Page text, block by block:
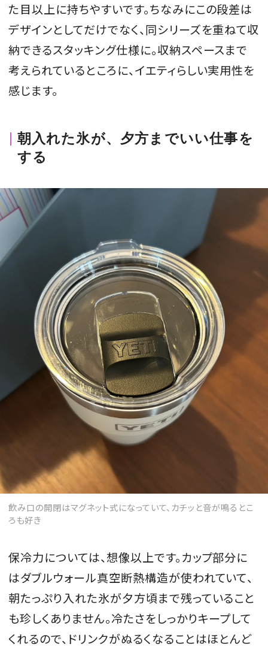
た目以上に持ちやすいです。ちなみにこの段差は
デザインとしてだけでなく、同シリーズを重ねて収
納できるスタッキング仕様に。収納スペースまで
考えられているところに、イエティらしい実用性を
感じます。
朝入れた氷が、夕方までいい仕事を
する
飲み口の開閉はマグネット式になっていて、カチッと音が鳴るとこ
ろも好き
保冷力については、想像以上です。カップ部分に
はダブルウォール真空断熱構造が使われていて、
朝たっぷり入れた氷が夕方頃まで残っていること
も珍しくありません。冷たさをしっかりキープして
くれるので、ドリンクがぬるくなることはほとんど